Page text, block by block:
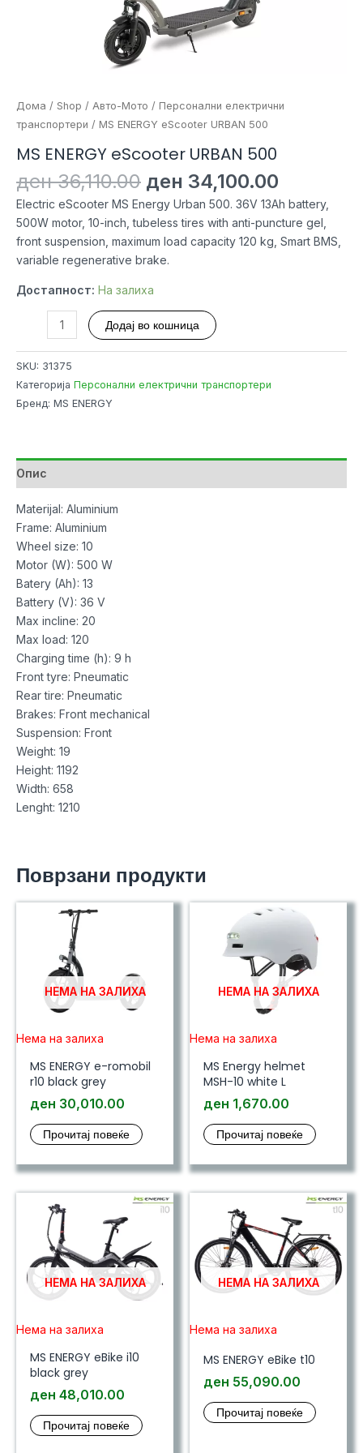
Дома / Shop / Авто-Мото / Персонални електрични
транспортери / MS ENERGY eScooter URBAN 500
MS ENERGY eScooter URBAN 500
ден36,110.00 Original
price
was:
ден 36,110.00.
ден 34,100.00
price
is:
ден
Electric eScooter MS Energy Urban 500. 36V 13Ah battery,
500W motor, 10-inch, tubeless tires with anti-puncture gel,
front suspension, maximum load capacity 120 kg, Smart BMS,
variable regenerative brake.
Достапност: На залиха
ENERGY
eScooter
количина
Додај во кошница
SKU: 31375
Категорија Персонални електрични транспортери
Бренд: MS ENERGY
Опис
Materijal: Aluminium
Frame: Aluminium
Wheel size: 10
Motor (W): 500 W
Batery (Ah): 13
Battery (V): 36 V
Max incline: 20
Max load: 120
Charging time (h): 9 h
Front tyre: Pneumatic
Rear tire: Pneumatic
Brakes: Front mechanical
Suspension: Front
Weight: 19
Height: 1192
Width: 658
Lenght: 1210
Поврзани продукти
НЕМА НА ЗАЛИХА
Нема на залиха
MS ENERGY e-romobil
r10 black grey
ден 30,010.00
Прочитај повеќе
НЕМА НА ЗАЛИХА
Нема на залиха
MS Energy helmet
MSH-10 white L
ден 1,670.00
Прочитај повеќе
НЕМА НА ЗАЛИХА
Нема на залиха
MS ENERGY eBike i10
black grey
ден 48,010.00
Прочитај повеќе
НЕМА НА ЗАЛИХА
Нема на залиха
MS ENERGY eBike t10
ден 55,090.00
Прочитај повеќе